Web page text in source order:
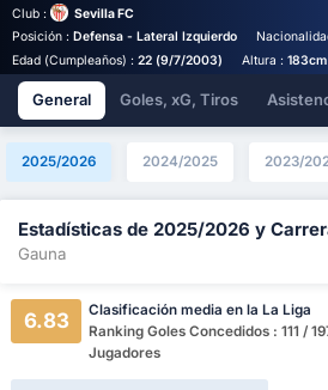
Club :
Sevilla FC
Posición : Defensa - Lateral Izquierdo
Edad (Cumpleaños) : 22 (9/7/2003) Altura : 183cm
General Goles, xG, Tiros
2025/2026 2024/2025 2023/
Estadísticas de 2025/2026 y
Gauna
6.83
Clasificación media en la La Liga
Ranking Goles Concedidos : 111 /
Jugadores